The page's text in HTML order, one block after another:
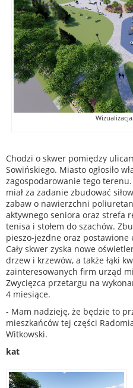
Chodzi o skwer pomiędzy
Sowińskiego. Miasto ogłosiło
zagospodarowanie tego
miał za zadanie zbudować
zabaw o nawierzchni
aktywnego seniora oraz strefa
tenisa i stołem do szachów.
pieszo-jezdne oraz
Cały skwer zyska nowe
drzew i krzewów, a także łąki
zainteresowanych firm urząd
Zwycięzca przetargu na
4 miesiące.
- Mam nadzieję, że będzie to
mieszkańców tej części
Witkowski.
kat